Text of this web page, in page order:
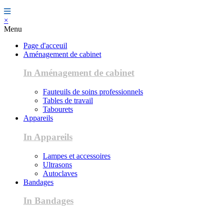
×
Menu
Page d'acceuil
Aménagement de cabinet
In Aménagement de cabinet
Fauteuils de soins professionnels
Tables de travail
Tabourets
Appareils
In Appareils
Lampes et accessoires
Ultrasons
Autoclaves
Bandages
In Bandages